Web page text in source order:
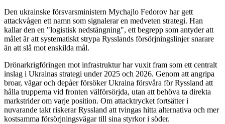
Den ukrainske försvarsministern Mychajlo Fedorov har gett
attackvågen ett namn som signalerar en medveten strategi. Han
kallar den en "logistisk nedstängning", ett begrepp som antyder att
målet är att systematiskt strypa Rysslands försörjningslinjer snarare
än att slå mot enskilda mål.
Drönarkrigföringen mot infrastruktur har vuxit fram som ett centralt
inslag i Ukrainas strategi under 2025 och 2026. Genom att angripa
broar, vägar och depåer försöker Ukraina försvåra för Ryssland att
hålla trupperna vid fronten välförsörjda, utan att behöva ta direkta
markstrider om varje position. Om attacktrycket fortsätter i
nuvarande takt riskerar Ryssland att tvingas hitta alternativa och mer
kostsamma försörjningsvägar till sina styrkor i söder.